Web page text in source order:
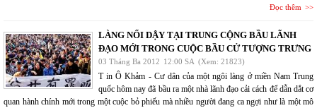
Đọc thêm
LÀNG NỔI DẬY TẠI TRUNG CỘNG BẦU LÃNH
ĐẠO MỚI TRONG CUỘC BẦU CỬ TƯỢNG TRƯNG
03 Tháng Ba 2012 12:00 SA (Xem: 21823)
T in Ô Khảm - Cư dân của một ngôi làng ở miền Nam Trung
quốc hôm nay đã bầu ra một nhà lãnh đạo cải cách để dẫn dắt cơ
quan hành chính mới trong một cuộc bỏ phiếu mà nhiều người đang ca ngợi như là một mô